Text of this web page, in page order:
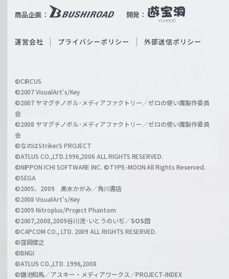
ß
c
a
r
z
商品企画： 開発：
b
O
i
l
h
a
n
l
運営会社 プライバシーポリシー 外部送信ポリシー
©CIRCUS
©2007 VisualArt's/Key
©2007 ヤマグチノボル･メディアファクトリー／ゼロの使い魔製作委員
会
©2008 ヤマグチノボル･メディアファクトリー／ゼロの使い魔製作委員
会
©なのはStrikerS PROJECT
©ATLUS CO.,LTD.1996,2006 ALL RIGHTS RESERVED.
©NIPPON ICHI SOFTWARE INC. ©TYPE-MOON All Rights Reserved.
©SEGA
©2005、2009 美水かがみ／角川書店
©2008 VisualArt's/Key
©2009 Nitroplus/Project Phantom
©2007,2008,2009谷川流･いとうのいぢ／SOS団
©CAPCOM CO., LTD. 2009 ALL RIGHTS RESERVED.
©窪岡俊之
©BNGI
©ATLUS CO.,LTD. 1996,2008
©鎌池和馬／アスキー・メディアワークス／PROJECT-INDEX